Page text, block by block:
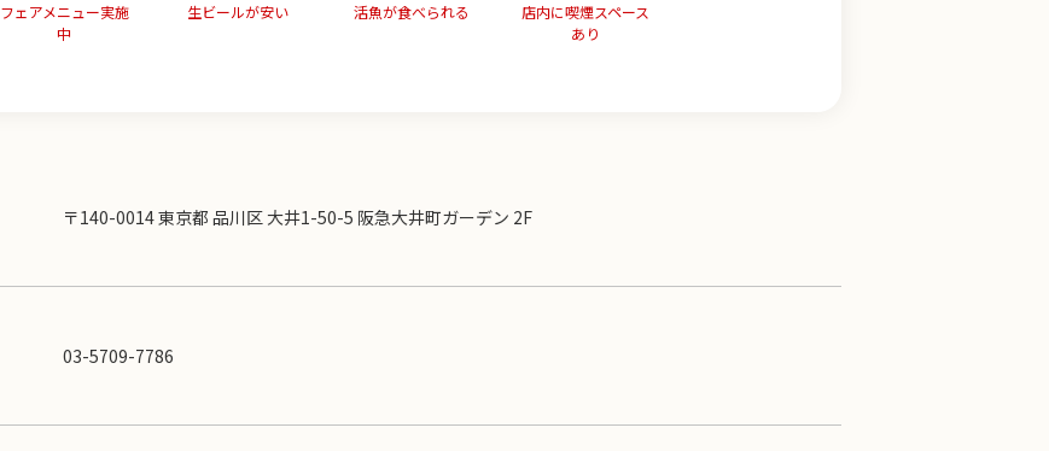
フェアメニュー実施
中
生ビールが安い 活魚が食べられる
店内に喫煙スペース
あり
〒140-0014 東京都 品川区 大井1-50-5 阪急大井町ガーデン 2F
03-5709-7786